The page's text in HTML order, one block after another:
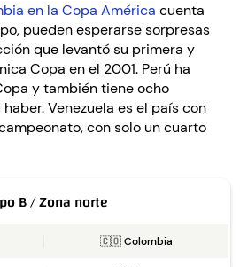
en la Copa América cuenta
pueden esperarse sorpresas
que levantó su primera y
Copa en el 2001. Perú ha
y también tiene ocho
Venezuela es el país con
con solo un cuarto
B / Zona norte
🇨🇴 Colombia